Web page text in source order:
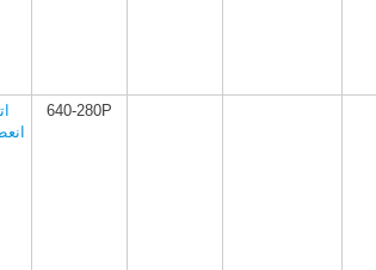
640-280P